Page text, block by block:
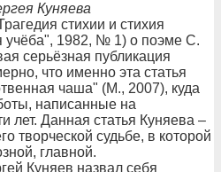
Куняева
стихии и стихия
учёба", 1982, № 1) о поэме С.
серьёзная публикация
что именно эта статья
чаша" (М., 2007), куда
написанные на
лет. Данная статья Куняева –
творческой судьбе, в которой
главной.
Куняев назвал себя